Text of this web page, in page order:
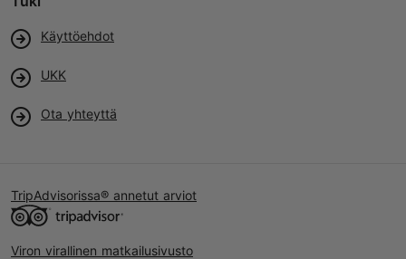
Käyttöehdot
UKK
Ota yhteyttä
TripAdvisorissa® annetut arviot
Viron virallinen matkailusivusto